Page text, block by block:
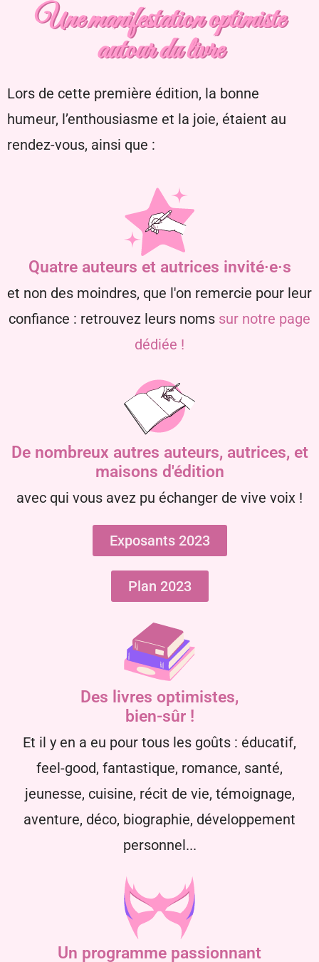
Une manifestation optimiste
autour du livre
Lors de cette première édition, la bonne
humeur, l’enthousiasme et la joie, étaient au
rendez-vous, ainsi que :
Quatre auteurs et autrices invité·e·s
et non des moindres, que l'on remercie pour leur
confiance : retrouvez leurs noms sur notre page
dédiée !
De nombreux autres auteurs, autrices, et
maisons d'édition
avec qui vous avez pu échanger de vive voix !
Exposants 2023
Plan 2023
Des livres optimistes,
bien-sûr !
Et il y en a eu pour tous les goûts : éducatif,
feel-good, fantastique, romance, santé,
jeunesse, cuisine, récit de vie, témoignage,
aventure, déco, biographie, développement
personnel...
Un programme passionnant